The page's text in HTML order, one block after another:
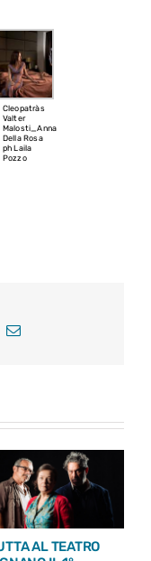
Cleopatràs
Valter
Malosti_Anna
Della Rosa
ph Laila
Pozzo
Email